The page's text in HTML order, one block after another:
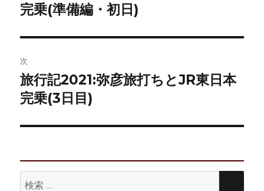
ナ
ビ
ゲ
ー
シ
ン
の
稿:
完乗(準備編・初日)
次
次
の
稿:
旅行記2021:弥彦旅打ちとJR東日本
完乗(3日目)